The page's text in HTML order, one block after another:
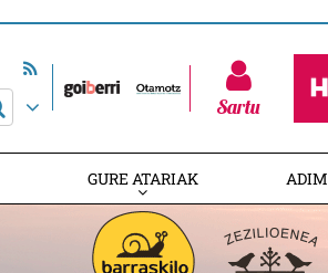
Sartu
GURE ATARIAK